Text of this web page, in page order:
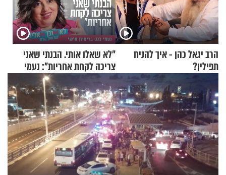
הרב יגאל כהן - איך להניח
תפילין?
"לא שאלו אותי. הבנתי שאני
צריכה לקחת אחריות": נעמי
בנט בריאיון אישי